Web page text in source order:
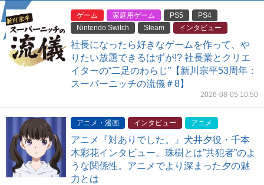
ゲーム 家庭用ゲーム PS5
PS4
Nintendo Switch
Steam インタビュー
社長になったら好きなゲームを作って、や
りたい放題できるはずが!? 社長業とクリエ
イターの“二足のわらじ”【新川宗平53周年：
スーパーニッチの流儀＃8】
2026-08-05 10:50
アニメ・漫画 インタビュー アニメ
アニメ『対ありでした。』犬井夕役・千本
木彩花インタビュー。珠樹とは”共犯者”のよ
うな関係性。アニメでより深まった夕の魅
力とは